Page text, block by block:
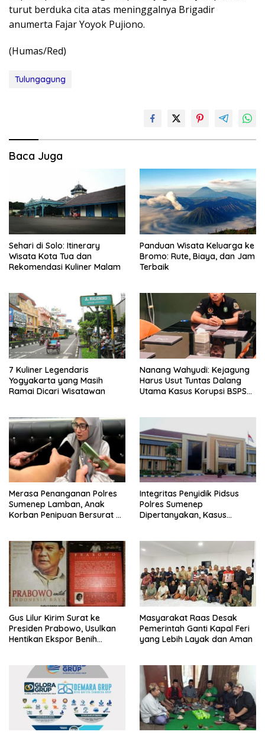
turut berduka cita atas meninggalnya Brigadir
anumerta Fajar Yoyok Pujiono.
(Humas/Red)
Tulungagung
Baca Juga
Sehari di Solo: Itinerary
Wisata Kota Tua dan
Rekomendasi Kuliner Malam
Panduan Wisata Keluarga ke
Bromo: Rute, Biaya, dan Jam
Terbaik
7 Kuliner Legendaris
Yogyakarta yang Masih
Ramai Dicari Wisatawan
Nanang Wahyudi: Kejagung
Harus Usut Tuntas Dalang
Utama Kasus Korupsi BSPS
Merasa Penanganan Polres
Sumenep Lamban, Anak
Korban Penipuan Bersurat ke
Integritas Penyidik Pidsus
Polres Sumenep
Dipertanyakan, Kasus
Kepastian
Gus Lilur Kirim Surat ke
Presiden Prabowo, Usulkan
Hentikan Ekspor Benih
Masyarakat Raas Desak
Pemerintah Ganti Kapal Feri
yang Lebih Layak dan Aman